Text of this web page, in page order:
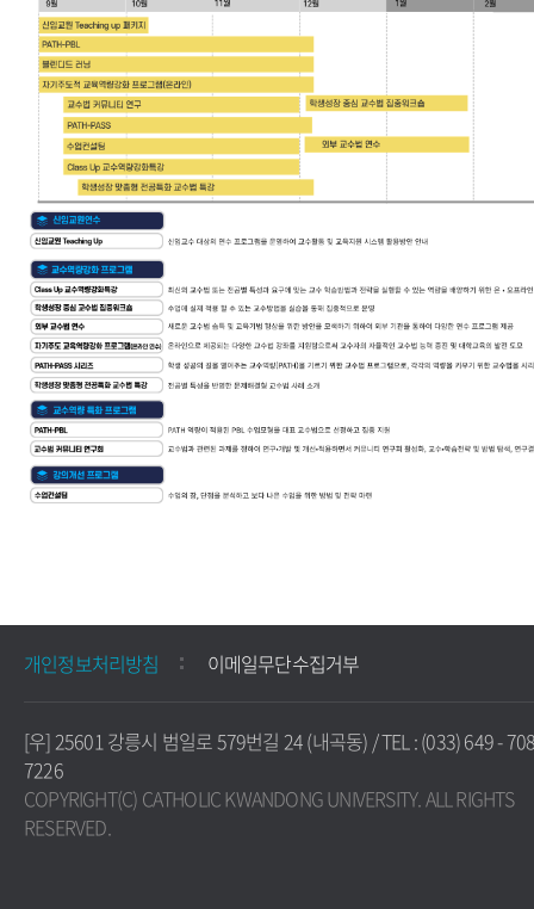
개인정보처리방침 이메일무단수집거부
[우] 25601 강릉시 범일로 579번길 24 (내곡동) / TEL : (033) 649 -
7226
COPYRIGHT(C) CATHOLIC KWANDONG UNIVERSITY. ALL RIGHTS
RESERVED.